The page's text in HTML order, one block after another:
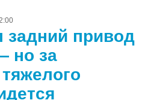
задний привод
но за